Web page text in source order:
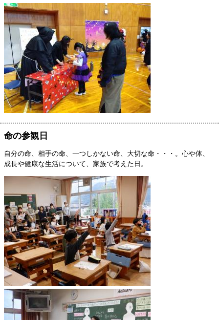
命の参観日
自分の命、相手の命、一つしかない命、大切な命・・・。心や体、
成長や健康な生活について、家族で考えた日。